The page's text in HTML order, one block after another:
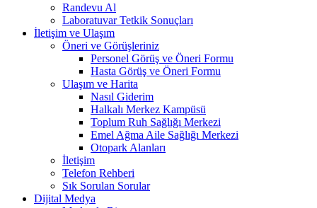
Randevu Al
Laboratuvar Tetkik Sonuçları
İletişim ve Ulaşım
Öneri ve Görüşleriniz
Personel Görüş ve Öneri Formu
Hasta Görüş ve Öneri Formu
Ulaşım ve Harita
Nasıl Giderim
Halkalı Merkez Kampüsü
Toplum Ruh Sağlığı Merkezi
Emel Ağma Aile Sağlığı Merkezi
Otopark Alanları
İletişim
Telefon Rehberi
Sık Sorulan Sorular
Dijital Medya